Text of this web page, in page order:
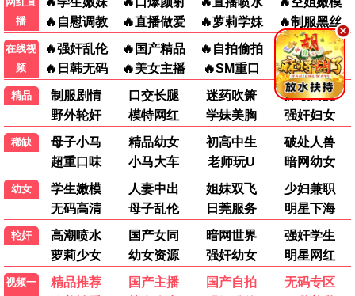
悬疑
迷影之夜
悬疑 / 惊悚 / 高清